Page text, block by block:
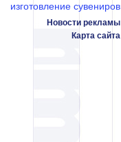
изготовление сувениров
Новости рекламы
Карта сайта